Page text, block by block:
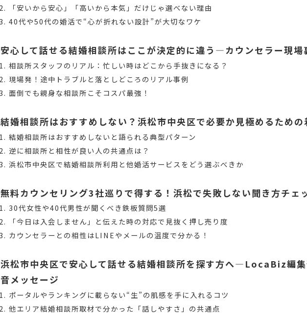
「安いから安心」「高いから本気」だけじゃ選べない理由
40代や50代の婚活で“心が折れない設計”が大切なワケ
安心して話せる結婚相談所はここが決定的に違う―カウンセラー現場
相談所スタッフのリアル：忙しい時はどこから手抜きになる？
現場発！途中トラブルと落としどころのリアル事例
面倒でも親身な相談所こそコスパ最強！
結婚相談所はおすすめしない？浜松市中央区で必要か見極めるための
結婚相談所はおすすめしないと語られる典型パターン
逆に相談所と相性が良い人の共通点は？
浜松市中央区で結婚相談所利用と他婚活サービスをどう選ぶべきか
無料カウンセリング3社巡りで得する！浜松で失敗しない聞き方チェ
30代女性や40代男性が聞くべき鉄板質問5選
「今日は入会しません」と伝えた時の対応で見抜く押し売り度
カウンセラーとの相性はLINEやメールの温度で分かる！
浜松市中央区で安心して話せる結婚相談所を探す方へ―LocaBiz編
音メッセージ
ポータルやランキングに載らない“生”の肌感を手に入れるコツ
他エリア結婚相談所取材で分かった「話しやすさ」の共通点